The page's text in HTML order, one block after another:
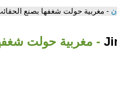
- مغربية حولت شغفها بصنع
- مغربية حولت